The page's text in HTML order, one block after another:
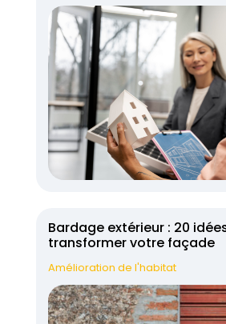
Bardage extérieur : 20
transformer votre façade
Amélioration de l'habitat